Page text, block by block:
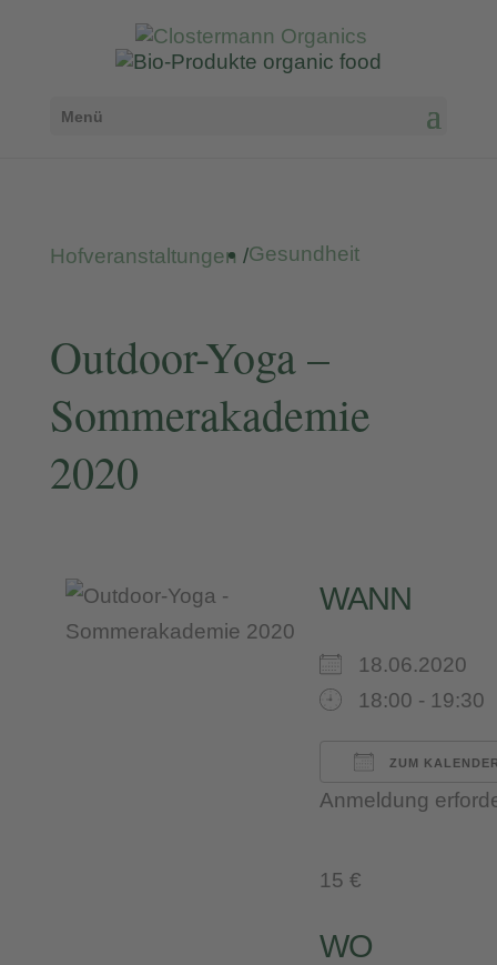
Menü
Hofveranstaltungen /Gesundheit
Outdoor-Yoga –
Sommerakademie
2020
WANN
18.06.2020
18:00 - 19:30
ZUM
ICS Google
Anmeldung
15 €
WO